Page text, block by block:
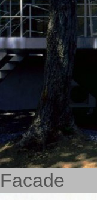
Facade